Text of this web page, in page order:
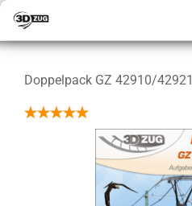
Doppelpack GZ 42910/42921